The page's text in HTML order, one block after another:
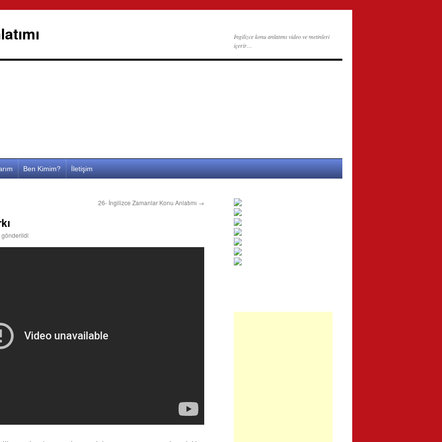
İngilizce konu anlatımı video ve metinleri
içerir…
Ben Kimim? İletişim
26- İngilizce Zamanlar Konu Anlatımı →